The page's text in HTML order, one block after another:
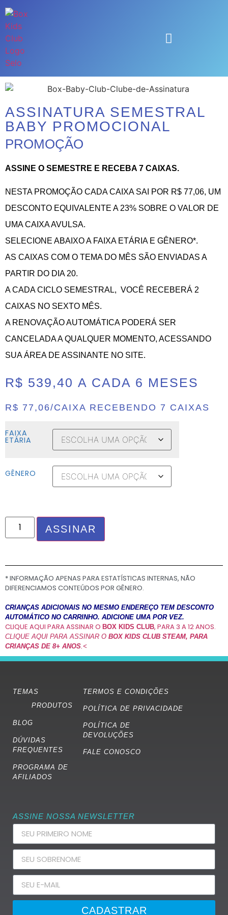
ASSINATURA SEMESTRAL
BABY PROMOCIONAL
PROMOÇÃO
ASSINE O SEMESTRE E RECEBA 7 CAIXAS.
NESTA PROMOÇÃO CADA CAIXA SAI POR R$ 77,06, UM
DESCONTO EQUIVALENTE A 23% SOBRE O VALOR DE
UMA CAIXA AVULSA.
SELECIONE ABAIXO A FAIXA ETÁRIA E GÊNERO*.
AS CAIXAS COM O TEMA DO MÊS SÃO ENVIADAS A
PARTIR DO DIA 20.
A CADA CICLO SEMESTRAL, VOCÊ RECEBERÁ 2
CAIXAS NO SEXTO MÊS.
A RENOVAÇÃO AUTOMÁTICA PODERÁ SER
CANCELADA A QUALQUER MOMENTO, ACESSANDO
SUA ÁREA DE ASSINANTE NO SITE.
R$ 539,40 A CADA 6 MESES
R$ 77,06/CAIXA RECEBENDO 7 CAIXAS
FAIXA
ETÁRIA
GÊNERO
ASSINAR
* INFORMAÇÃO APENAS PARA ESTATÍSTICAS INTERNAS, NÃO
DIFERENCIAMOS CONTEÚDOS POR GÊNERO.
CRIANÇAS ADICIONAIS NO MESMO ENDEREÇO TEM DESCONTO
AUTOMÁTICO NO CARRINHO. ADICIONE UMA POR VEZ.
CLIQUE AQUI PARA ASSINAR O BOX KIDS CLUB, PARA 3 A 12 ANOS.
CLIQUE AQUI PARA ASSINAR O BOX KIDS CLUB STEAM, PARA
CRIANÇAS DE 8+ ANOS.<
TEMAS
PRODUTOS
BLOG
DÚVIDAS
FREQUENTES
PROGRAMA DE
AFILIADOS
TERMOS E CONDIÇÕES
POLÍTICA DE PRIVACIDADE
POLÍTICA DE
DEVOLUÇÕES
FALE CONOSCO
ASSINE NOSSA NEWSLETTER
CADASTRAR